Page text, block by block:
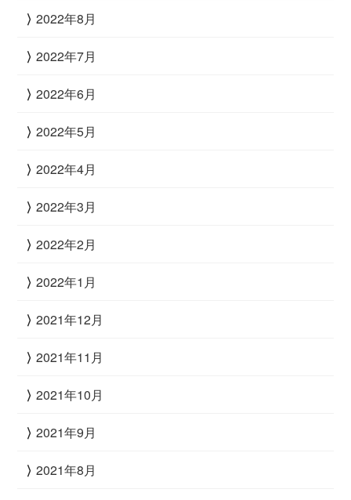
2022年8月
2022年7月
2022年6月
2022年5月
2022年4月
2022年3月
2022年2月
2022年1月
2021年12月
2021年11月
2021年10月
2021年9月
2021年8月